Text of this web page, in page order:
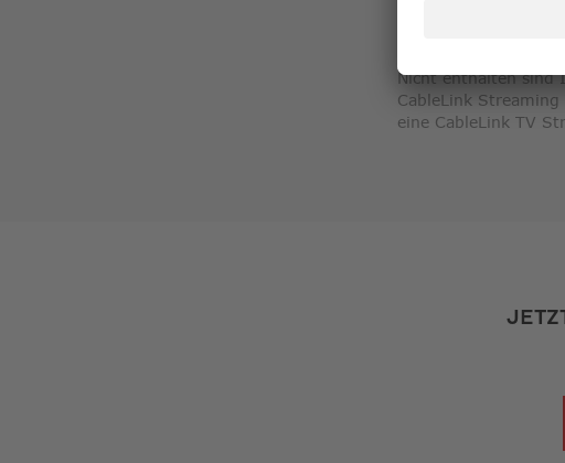
Grundentgeltes lt.
Kündigungsfrist
Nicht enthalten sind
CableLink
eine CableLink TV